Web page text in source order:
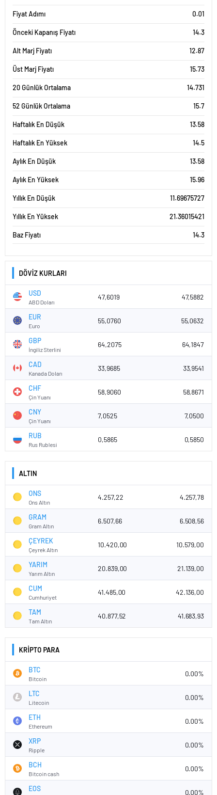
Fiyat Adımı 0.01
Önceki Kapanış Fiyatı 14.3
Alt Marj Fiyatı 12.87
Üst Marj Fiyatı 15.73
20 Günlük Ortalama 14.731
52 Günlük Ortalama 15.7
Haftalık En Düşük 13.58
Haftalık En Yüksek 14.5
Aylık En Düşük 13.58
Aylık En Yüksek 15.96
Yıllık En Düşük 11.69675727
Yıllık En Yüksek 21.36015421
Baz Fiyatı 14.3
DÖVİZ KURLARI
USD
ABD Doları
47,6019 47,5882
EUR
Euro
55,0760 55,0632
GBP
İngiliz Sterlini
64,2075 64,1847
CAD
Kanada Doları
33,9685 33,9541
CHF
Çin Yuanı
58,9060 58,8671
CNY
Çin Yuanı
7,0525 7,0500
RUB
Rus Rublesi
0,5865 0,5850
ALTIN
ONS
Ons Altın
4.257,22 4.257,78
GRAM
Gram Altın
6.507,66 6.508,56
ÇEYREK
Çeyrek Altın
10.420,00 10.579,00
YARIM
Yarım Altın
20.839,00 21.139,00
CUM
Cumhuriyet
41.485,00 42.136,00
TAM
Tam Altın
40.877,52 41.683,93
KRİPTO PARA
BTC
Bitcoin
0.00%
LTC
Litecoin
0.00%
ETH
Ethereum
0.00%
XRP
Ripple
0.00%
BCH
Bitcoin cash
0.00%
EOS 0.00%